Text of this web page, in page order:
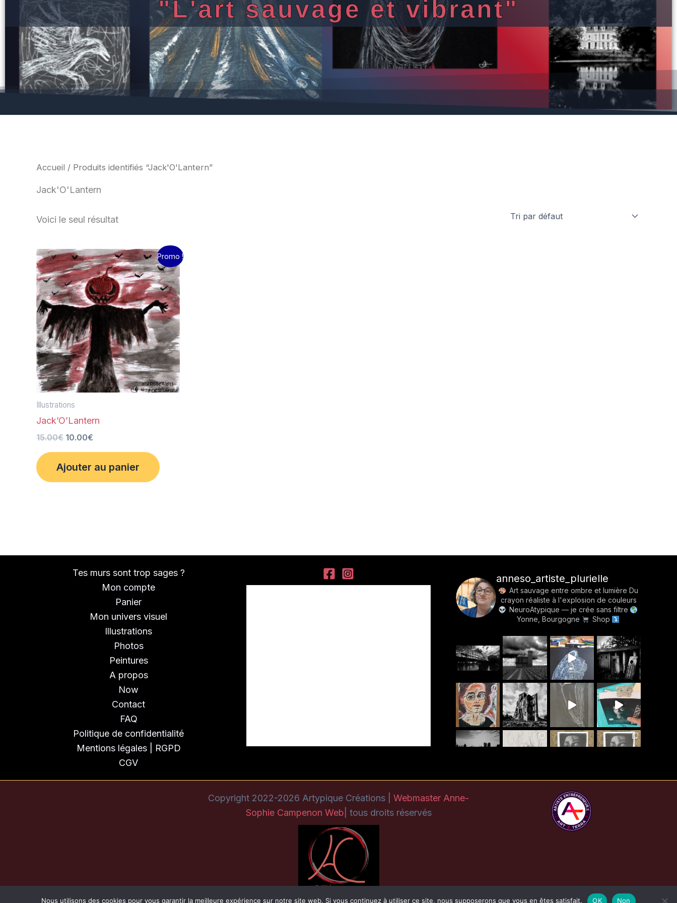
"L'art sauvage et vibrant"
Accueil / Produits identifiés “Jack'O'Lantern”
Jack'O'Lantern
Voici le seul résultat
Promo !
Illustrations
Jack’O’Lantern
15.00€
Le
prix
initial
était :
15.00€.
10.00€
Le
prix
actuel
est :
10.00€.
Ajouter au panier
Tes murs sont trop sages ?
Mon compte
Panier
Mon univers visuel
Illustrations
Photos
Peintures
A propos
Now
Contact
FAQ
Politique de confidentialité
Mentions légales | RGPD
CGV
anneso_artiste_plurielle
Art sauvage entre ombre et lumière Du
crayon réaliste à l'explosion de couleurs
NeuroAtypique — je crée sans filtre
Yonne, Bourgogne
Shop
Suis-moi Instagram
Copyright 2022-2026 Artypique Créations | Webmaster Anne-
Sophie Campenon Web | tous droits réservés
Nous utilisons des cookies pour vous garantir la meilleure expérience sur notre site web. Si vous continuez à utiliser ce site, nous supposerons que vous en êtes satisfait. OK Non